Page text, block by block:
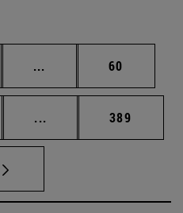
... Páginas intermedias
Página
60
... Páginas intermedias
Página
389